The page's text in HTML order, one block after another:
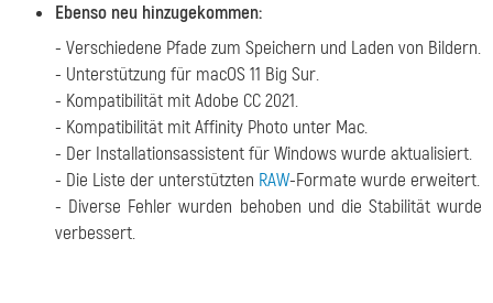
Ebenso neu hinzugekommen:
- Verschiedene Pfade zum Speichern und Laden von Bildern.
- Unterstützung für macOS 11 Big Sur.
- Kompatibilität mit Adobe CC 2021.
- Kompatibilität mit Affinity Photo unter Mac.
- Der Installationsassistent für Windows wurde aktualisiert.
- Die Liste der unterstützten RAW-Formate wurde erweitert.
- Diverse Fehler wurden behoben und die Stabilität wurde
verbessert.